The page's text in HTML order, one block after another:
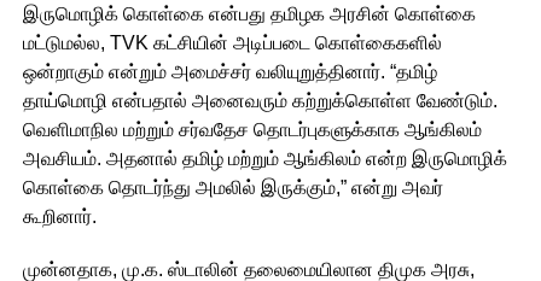
இருமொழிக் கொள்கை என்பது தமிழக அரசின் கொள்கை
மட்டுமல்ல, TVK கட்சியின் அடிப்படை கொள்கைகளில்
ஒன்றாகும் என்றும் அமைச்சர் வலியுறுத்தினார். “தமிழ்
தாய்மொழி என்பதால் அனைவரும் கற்றுக்கொள்ள வேண்டும்.
வெளிமாநில மற்றும் சர்வதேச தொடர்புகளுக்காக ஆங்கிலம்
அவசியம். அதனால் தமிழ் மற்றும் ஆங்கிலம் என்ற இருமொழிக்
கொள்கை தொடர்ந்து அமலில் இருக்கும்,” என்று அவர்
கூறினார்.
முன்னதாக, மு.க. ஸ்டாலின் தலைமையிலான திமுக அரசு,